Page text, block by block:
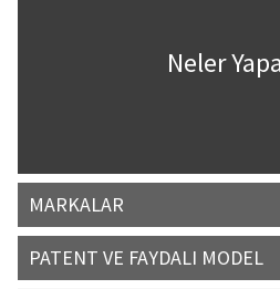
Neler
MARKALAR
PATENT VE FAYDALI MODEL